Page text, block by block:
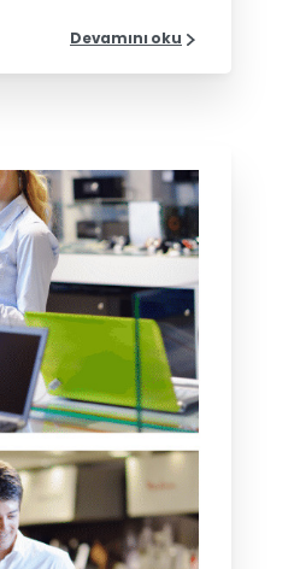
Devamını oku